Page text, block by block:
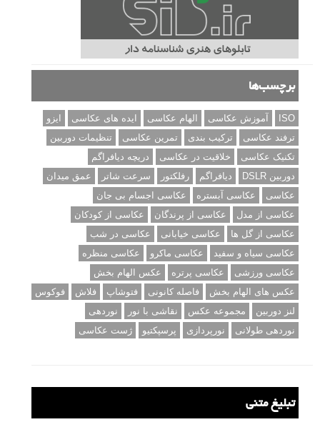
برچسب‌ها
ISO آموزش عکاسی الهام عکاسی ایده های عکاسی
ایزو
ترفند عکاسی
ترکیب بندی تمرین عکاسی
تنظیمات دوربین
تکنیک عکاسی
خلاقیت در عکاسی
دریچه دیافراگم
دوربین DSLR
دیافراگم رفلکتور سرعت شاتر
عمق میدان
عکاسی
عکاسی آبستره
عکاسی اجسام بی جان
عکاسی از مدل
عکاسی از پرندگان
عکاسی از کودکان
عکاسی از گل ها
عکاسی خیابانی
عکاسی در شب
عکاسی سیاه و سفید
عکاسی ماکرو
عکاسی منظره
عکاسی ورزشی
عکاسی پرتره
عکس الهام بخش
عکس های الهام بخش
فاصله کانونی فتوشاپ فلاش
فوکوس
لنز دوربین
مجموعه عکس نقاشی با نور
نوردهی
نوردهی طولانی
نورپردازی پرسپکتیو ژست عکاسی
تبلیغ متنی